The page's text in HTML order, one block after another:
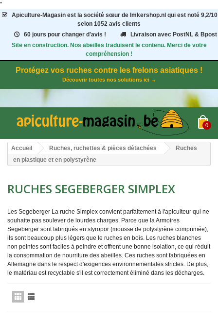
"
Apiculture-Magasinest la société sœur de Imkershop.nl qui est noté 9,2/10
selon 1052 avis clients
60 jours pour changer d'avis !
Livraison avec PostNL & Bpost
Site en construction. Nos abeilles traduisent le contenu. Merci de votre
compréhension !
Protégez vos ruches contre les frelons asiatiques !
Découvrir toutes nos solutions ici →
0
Accueil Ruches, ruchettes & pièces détachées
Ruches
en plastique et en polystyrène
RUCHES SEGEBERGER SIMPLEX
Les Segeberger La ruche Simplex convient parfaitement à l'apiculteur qui ne
souhaite pas soulever de lourdes charges. Parce que laArmoires
Segeberger sont fabriqués en styropor (mousse de polystyrène comprimée),
ils sont beaucoup plus légers que le ruches en bois. Les ruches blanches
non peintes sont faciles à peindre et offrent une bonne isolation, ce qui réduit
la consommation de nourriture des abeilles. Ces ruches sont fabriquées en
Allemagne dans le respect d'exigences environnementales strictes. De plus,
le matériau est recyclable s'il est correctement éliminé dans les décharges.